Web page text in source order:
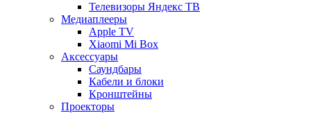
Телевизоры Яндекс ТВ
Медиаплееры
Apple TV
Xiaomi Mi Box
Аксессуары
Саундбары
Кабели и блоки
Кронштейны
Проекторы